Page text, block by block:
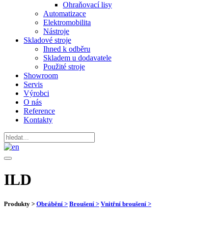
Ohraňovací lisy
Automatizace
Elektromobilita
Nástroje
Skladové stroje
Ihned k odběru
Skladem u dodavatele
Použité stroje
Showroom
Servis
Výrobci
O nás
Reference
Kontakty
ILD
Produkty > Obrábění > Broušení > Vnitřní broušení >